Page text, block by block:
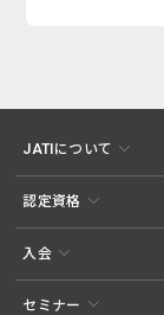
JATIについて
認定資格
入会
セミナー